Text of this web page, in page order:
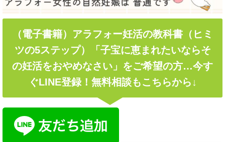
（電子書籍）アラフォー妊活の教科書（ヒミ
ツの5ステップ）「子宝に恵まれたいならそ
の妊活をおやめなさい」をご希望の方…今す
ぐLINE登録！無料相談もこちらから↓